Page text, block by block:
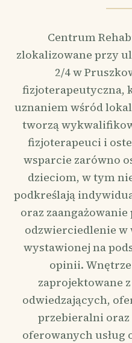
Centrum
zlokalizowane przy
2/4 w
fizjoterapeutyczna,
uznaniem wśród
tworzą
fizjoterapeuci i
wsparcie zarówno
dzieciom, w tym
podkreślają
oraz
odzwierciedlenie w
wystawionej na
opinii.
zaprojektowane
odwiedzających,
przebieralni oraz
oferowanych usług